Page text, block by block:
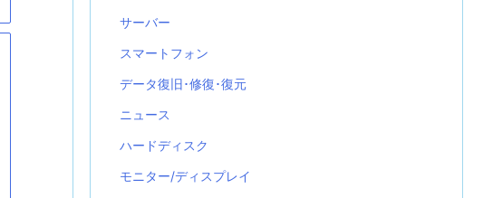
サーバー
スマートフォン
データ復旧･修復･復元
ニュース
ハードディスク
モニター/ディスプレイ